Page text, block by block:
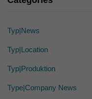
Typ|News
Typ|Location
Typ|Produktion
Type|Company News